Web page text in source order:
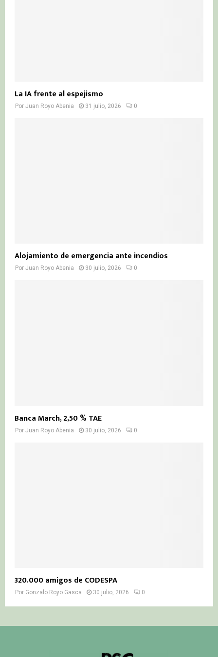
La IA frente al espejismo
Por Juan Royo Abenia 31 julio, 2026 0
Alojamiento de emergencia ante incendios
Por Juan Royo Abenia 30 julio, 2026 0
Banca March, 2,50 % TAE
Por Juan Royo Abenia 30 julio, 2026 0
320.000 amigos de CODESPA
Por Gonzalo Royo Gasca 30 julio, 2026 0